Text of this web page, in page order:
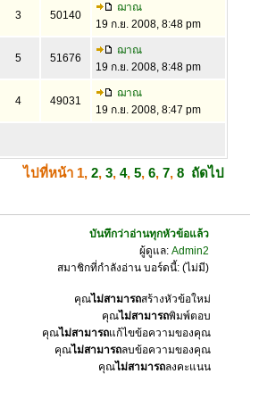
3 50140
ฌาณ
19 ก.ย. 2008, 8:48 pm
5 51676
ฌาณ
19 ก.ย. 2008, 8:48 pm
4 49031
ฌาณ
19 ก.ย. 2008, 8:47 pm
ไปที่หน้า 1, 2, 3, 4, 5, 6, 7, 8 ถัดไป
บันทึกว่าอ่านทุกหัวข้อแล้ว
ผู้ดูแล: Admin2
สมาชิกที่กำลังอ่าน บอร์ดนี้: (ไม่มี)
คุณไม่สามารถสร้างหัวข้อใหม่
คุณไม่สามารถพิมพ์ตอบ
คุณไม่สามารถแก้ไขข้อความของคุณ
คุณไม่สามารถลบข้อความของคุณ
คุณไม่สามารถลงคะแนน